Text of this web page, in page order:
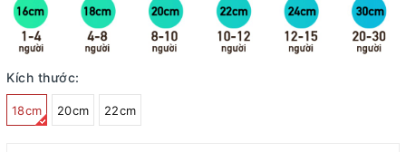
Kích thước:
18cm 20cm 22cm